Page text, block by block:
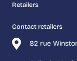
82 rue
Retailers
Contact retailers